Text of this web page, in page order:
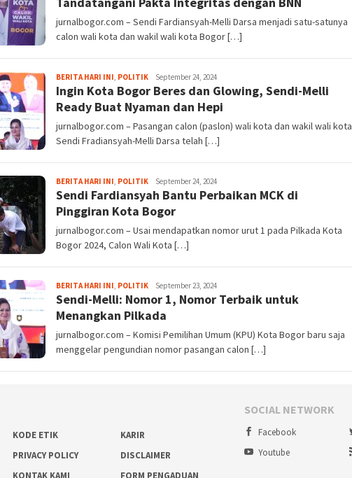
jurnalbogor.com – Sendi Fardiansyah-Melli Darsa menjadi satu-satunya
calon wali kota dan wakil wali kota Bogor […]
BERITA HARI INI, POLITIKFredy
Kristianto
September 24, 2024
Ingin Kota Bogor Beres dan Glowing, Sendi-Melli
Ready Buat Nyaman dan Hepi
jurnalbogor.com – Pasangan calon (paslon) wali kota dan wakil wali kota
Sendi Fradiansyah-Melli Darsa telah […]
BERITA HARI INI, POLITIKFredy
Kristianto
September 24, 2024
Sendi Fardiansyah Bantu Perbaikan MCK di
Pinggiran Kota Bogor
jurnalbogor.com – Usai mendapatkan nomor urut 1 pada Pilkada Kota
Bogor 2024, Calon Wali Kota […]
BERITA HARI INI, POLITIKFredy
Kristianto
September 23, 2024
Sendi-Melli: Nomor 1, Nomor Terbaik untuk
Menangkan Pilkada
jurnalbogor.com – Komisi Pemilihan Umum (KPU) Kota Bogor baru saja
menggelar pengundian nomor pasangan calon […]
KODE ETIK
KARIR
PRIVACY POLICY
DISCLAIMER
KONTAK KAMI FORM PENGADUAN
SOCIAL NETWORK
Facebook
Youtube